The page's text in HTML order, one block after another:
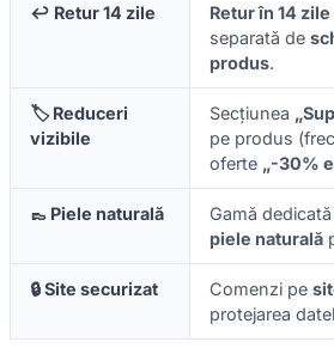
↩️ Retur 14 zile Retur în 14 zile
separată de
produs.
🏷️ Reduceri
vizibile
Secțiunea
pe produs
oferte „-30%
👞 Piele naturală Gamă
piele naturală
🔒 Site securizat Comenzi pe
protejarea